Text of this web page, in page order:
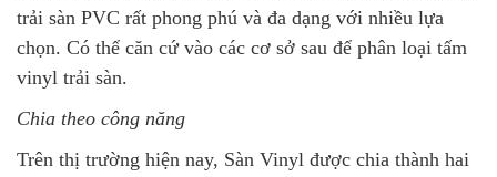
trải sàn PVC rất phong phú và đa dạng với nhiều lựa
chọn. Có thể căn cứ vào các cơ sở sau để phân loại tấm
vinyl trải sàn.
Chia theo công năng
Trên thị trường hiện nay, Sàn Vinyl được chia thành hai